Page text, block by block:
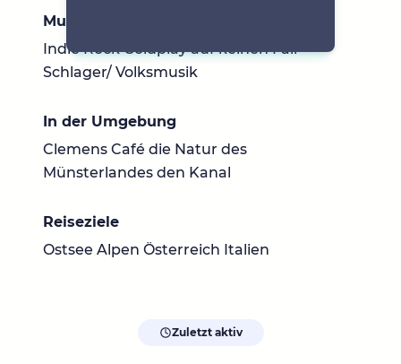
Musik
Indie Rock Coldplay auf keinen Fall
Schlager/ Volksmusik
In der Umgebung
Clemens Café die Natur des
Münsterlandes den Kanal
Reiseziele
Ostsee Alpen Österreich Italien
Zuletzt aktiv